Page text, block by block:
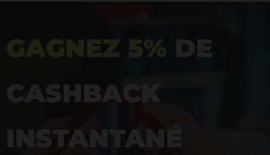
GAGNEZ 5% DE
CASHBACK
INSTANTANÉ